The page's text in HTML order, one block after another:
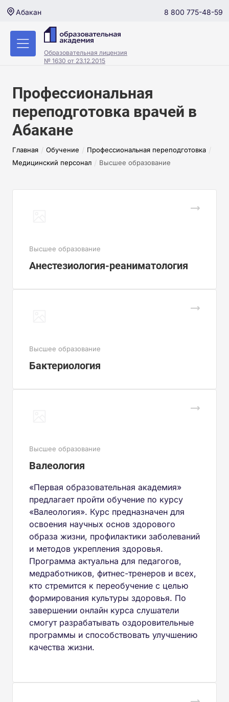
Абакан 8 800 775-48-59
Образовательная лицензия
№ 1630 от 23.12.2015
Профессиональная
переподготовка врачей в
Абакане
Главная / Обучение / Профессиональная переподготовка /
Медицинский персонал / Высшее образование
Высшее образование
Анестезиология-реаниматология
Высшее образование
Бактериология
Высшее образование
Валеология
«Первая образовательная академия»
предлагает пройти обучение по курсу
«Валеология». Курс предназначен для
освоения научных основ здорового
образа жизни, профилактики заболеваний
и методов укрепления здоровья.
Программа актуальна для педагогов,
медработников, фитнес-тренеров и всех,
кто стремится к переобучение с целью
формирования культуры здоровья. По
завершении онлайн курса слушатели
смогут разрабатывать оздоровительные
программы и способствовать улучшению
качества жизни.